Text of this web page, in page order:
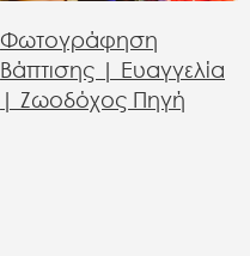
Φωτογράφηση
Βάπτισης | Ευαγγελία
| Ζωοδόχος Πηγή